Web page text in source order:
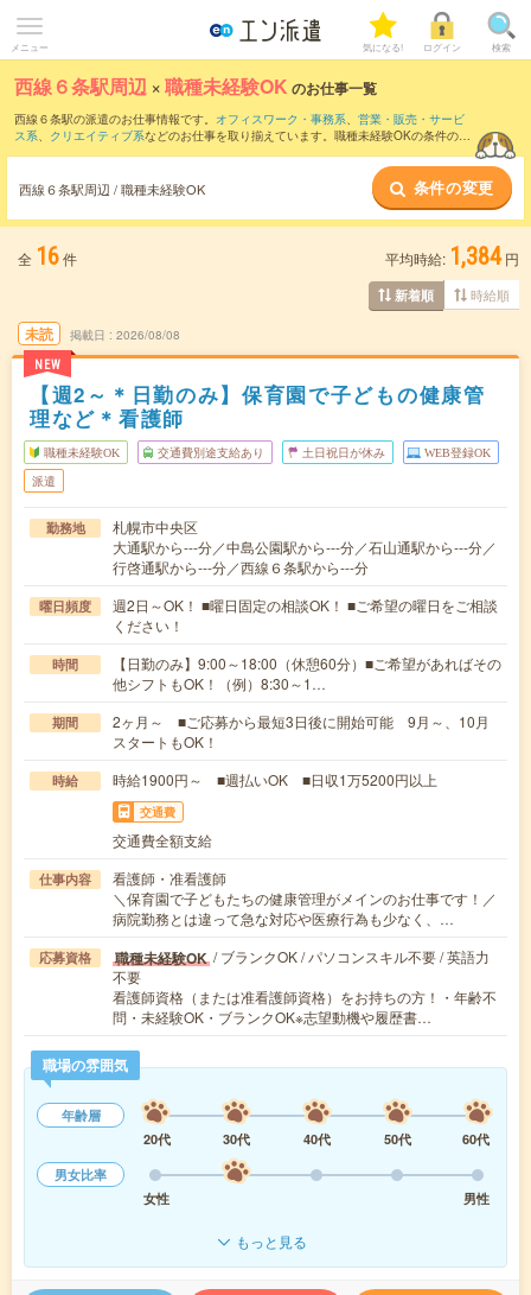
メニュー 気になる! ログイン 検索
西線６条駅周辺 ×職種未経験OK のお仕事一覧
西線６条駅の派遣のお仕事情報です。 オフィスワーク・事務系、 営業・販売・サービ
ス系、 クリエイティブ系などのお仕事を取り揃えています。職種未経験OKの条件の他
西線６条駅周辺 / 職種未経験OK 条件の変更
全 16件 平均時給: 1,384 円
新着順 時給順
未読
NEW
掲載日 2026/08/08
【週2～＊日勤のみ】保育園で子どもの健康管
理など＊看護師
職種未経験OK 交通費別途支給あり 土日祝日が休み WEB登録OK
派遣
勤務地
札幌市中央区
大通駅から---分／中島公園駅から---分／石山通駅から---分／
行啓通駅から---分／西線６条駅から---分
曜日頻度
週2日～OK！ ■曜日固定の相談OK！ ■ご希望の曜日をご相談
ください！
時間
【日勤のみ】9:00～18:00（休憩60分）■ご希望があればその
他シフトもOK！（例）8:30～1…
期間
2ヶ月～ ■ご応募から最短3日後に開始可能 9月～、10月
スタートもOK！
時給 時給1900円～ ■週払いOK ■日収1万5200円以上
交通費
交通費全額支給
仕事内容
看護師・准看護師
＼保育園で子どもたちの健康管理がメインのお仕事です！／
病院勤務とは違って急な対応や医療行為も少なく、…
応募資格 職種未経験OK / ブランクOK / パソコンスキル不要 / 英語力
不要
看護師資格（または准看護師資格）をお持ちの方！・年齢不
問・未経験OK・ブランクOK※志望動機や履歴書…
職場の雰囲気
年齢層
20代
30代 40代 50代
60代
男女比率
女性
男性
もっと見る